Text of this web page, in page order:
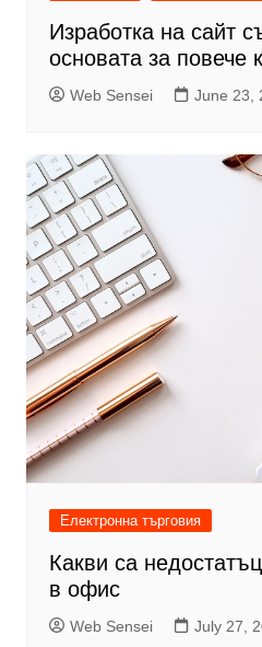
Изработка на сайт
основата за повече
Web Sensei June 23,
Електронна търговия
Какви са
в офис
Web Sensei July 27,